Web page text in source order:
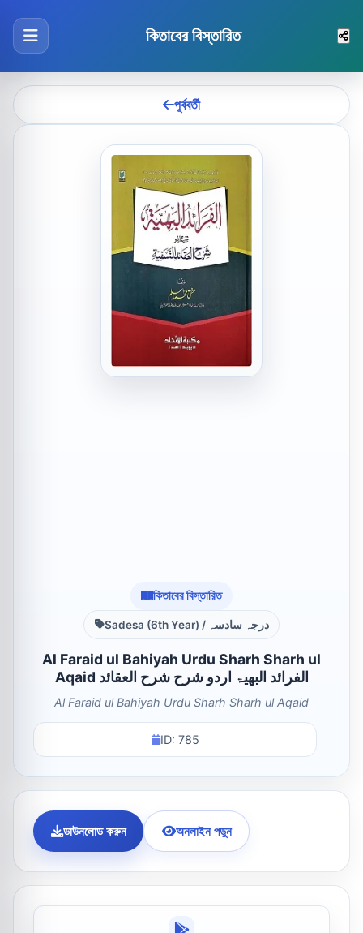
কিতাবের বিস্তারিত
পূর্ববর্তী
কিতাবের বিস্তারিত
Sadesa (6th Year) / درجہ سادسہ
Al Faraid ul Bahiyah Urdu Sharh Sharh ul
Aqaid الفرائد البھیۃ اردو شرح شرح العقائد
Al Faraid ul Bahiyah Urdu Sharh Sharh ul Aqaid
ID: 785
ডাউনলোড করুন অনলাইন পড়ুন